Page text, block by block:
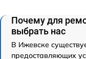
Почему для
выбрать нас
В Ижевске
предоставляющих